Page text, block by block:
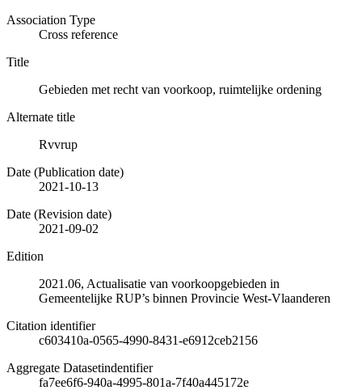
Association Type
Cross reference
Title
Gebieden met recht van voorkoop, ruimtelijke ordening
Alternate title
Rvvrup
Date (Publication date)
2021-10-13
Date (Revision date)
2021-09-02
Edition
2021.06, Actualisatie van voorkoopgebieden in
Gemeentelijke RUP’s binnen Provincie West-Vlaanderen
Citation identifier
c603410a-0565-4990-8431-e6912ceb2156
Aggregate Datasetindentifier
fa7ee6f6-940a-4995-801a-7f40a445172e